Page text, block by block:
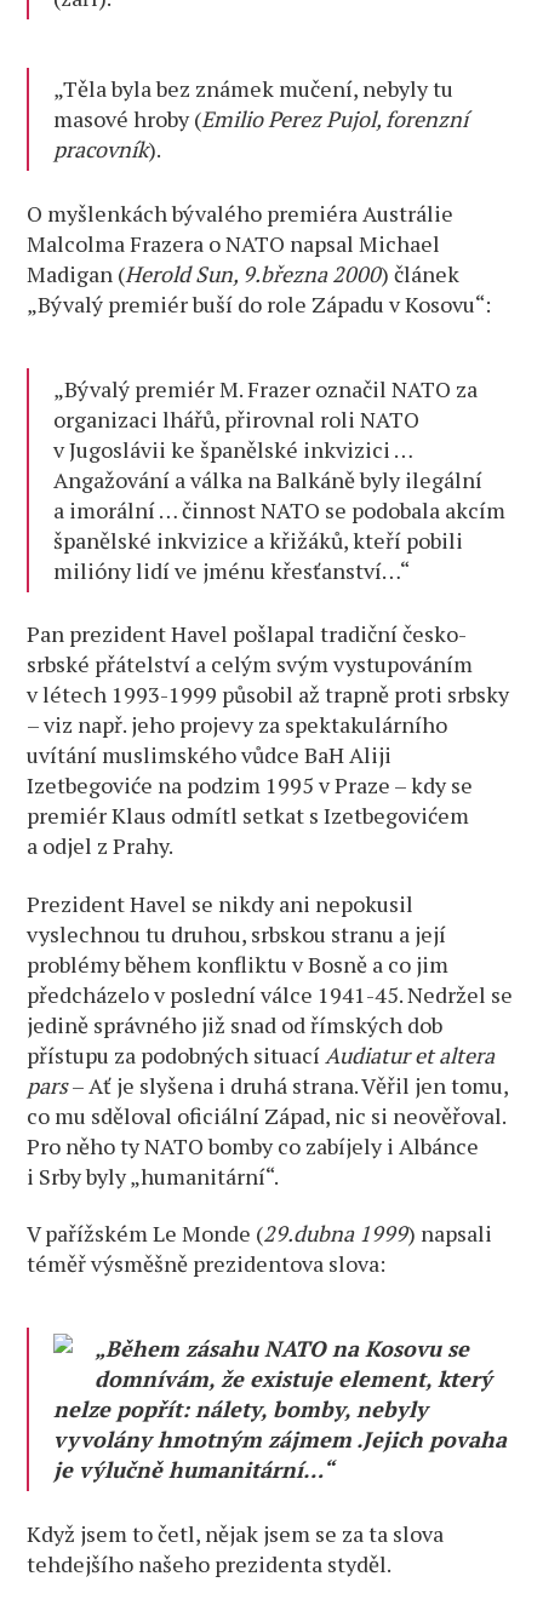
„Těla byla bez známek mučení, nebyly tu
masové hroby (Emilio Perez Pujol, forenzní
pracovník).
O myšlenkách bývalého premiéra Austrálie
Malcolma Frazera o NATO napsal Michael
Madigan (Herold Sun, 9.března 2000) článek
„Bývalý premiér buší do role Západu v Kosovu“:
„Bývalý premiér M. Frazer označil NATO za
organizaci lhářů, přirovnal roli NATO
v Jugoslávii ke španělské inkvizici …
Angažování a válka na Balkáně byly ilegální
a imorální … činnost NATO se podobala akcím
španělské inkvizice a křižáků, kteří pobili
milióny lidí ve jménu křesťanství…“
Pan prezident Havel pošlapal tradiční česko-
srbské přátelství a celým svým vystupováním
v létech 1993-1999 působil až trapně proti srbsky
– viz např. jeho projevy za spektakulárního
uvítání muslimského vůdce BaH Aliji
Izetbegoviće na podzim 1995 v Praze – kdy se
premiér Klaus odmítl setkat s Izetbegovićem
a odjel z Prahy.
Prezident Havel se nikdy ani nepokusil
vyslechnou tu druhou, srbskou stranu a její
problémy během konfliktu v Bosně a co jim
předcházelo v poslední válce 1941-45. Nedržel se
jedině správného již snad od římských dob
přístupu za podobných situací Audiatur et altera
pars– Ať je slyšena i druhá strana. Věřil jen tomu,
co mu sděloval oficiální Západ, nic si neověřoval.
Pro něho ty NATO bomby co zabíjely i Albánce
i Srby byly „humanitární“.
V pařížském Le Monde (29.dubna 1999) napsali
téměř výsměšně prezidentova slova:
„Během zásahu NATO na Kosovu se
domnívám, že existuje element, který
nelze popřít: nálety, bomby, nebyly
vyvolány hmotným zájmem .Jejich povaha
je výlučně humanitární…“
Když jsem to četl, nějak jsem se za ta slova
tehdejšího našeho prezidenta styděl.